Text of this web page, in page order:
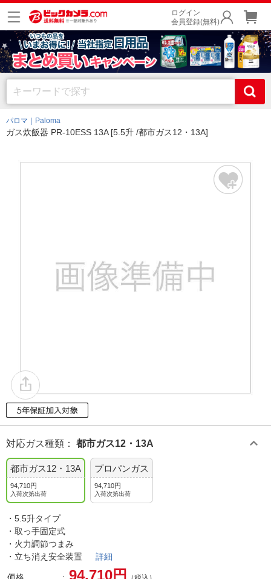
ログイン
会員登録(無料)
パロマ｜Paloma
ガス炊飯器 PR-10ESS 13A [5.5升 /都市ガス12・13A]
対応ガス種類 ： 都市ガス12・13A
都市ガス12・13A
94,710円
入荷次第出荷
プロパンガス
94,710円
入荷次第出荷
・5.5升タイプ
・取っ手固定式
・火力調節つまみ
・立ち消え安全装置 詳細
価格 94,710円